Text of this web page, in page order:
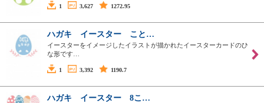
1 3,627 1272.95
ハガキ イースター こと…
イースターをイメージしたイラストが描かれたイースターカードのひ
な形です…
1 3,392 1190.7
ハガキ イースター 8こ…